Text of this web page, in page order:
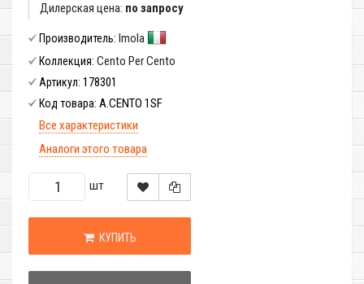
Дилерская цена: по запросу
Производитель: Imola
Коллекция: Cento Per Cento
Артикул: 178301
Код товара: A.CENTO 1SF
Все характеристики
Аналоги этого товара
шт
КУПИТЬ